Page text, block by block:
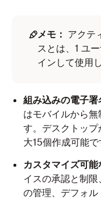
メモ： アクテ
スとは、1 ユ
インして使用
組み込みの電子
はモバイルから
す。デスクトッ
大15個作成可能で
カスタマイズ可
イスの承認と制
の管理、デフォ